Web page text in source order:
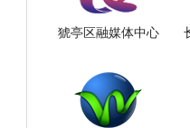
猇亭区融媒体中心